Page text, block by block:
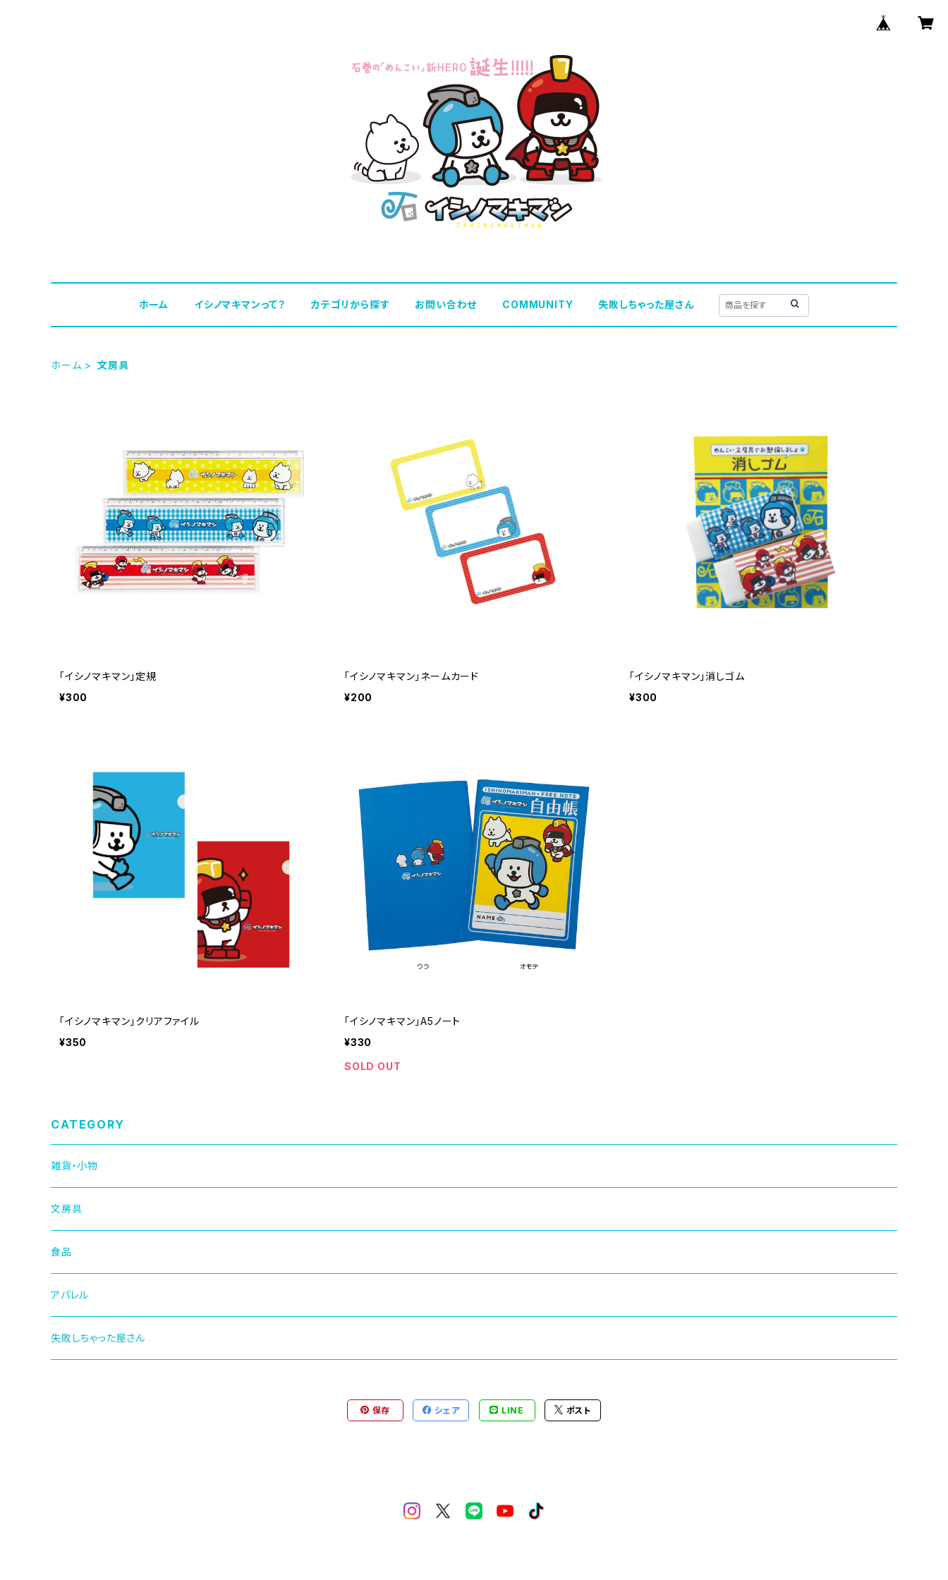
ホーム イシノマキマンって？ カテゴリから探す お問い合わせ COMMUNITY 失敗しちゃった屋さん
ホーム 文房具
「イシノマキマン」定規
¥300
「イシノマキマン」ネームカード
¥200
「イシノマキマン」消しゴム
¥300
「イシノマキマン」クリアファイル
¥350
「イシノマキマン」A5ノート
¥330
SOLD OUT
CATEGORY
雑貨・小物
文房具
食品
アパレル
失敗しちゃった屋さん
保存 シェア LINE ポスト